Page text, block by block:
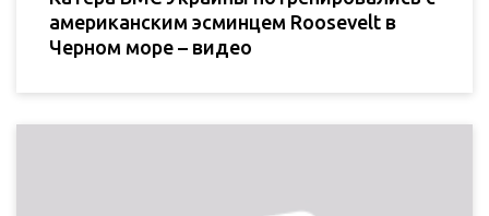
американским эсминцем Roosevelt в
Черном море – видео